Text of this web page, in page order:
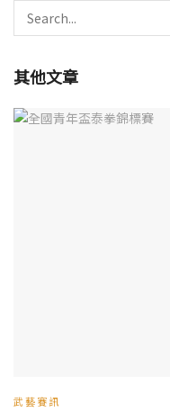
其他文章
武藝賽訊